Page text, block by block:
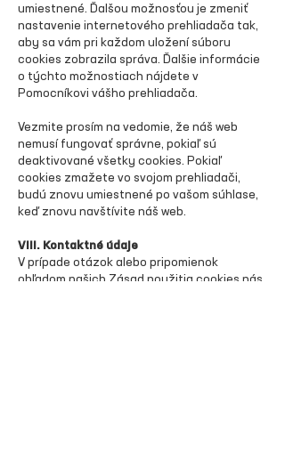
umiestnené. Ďalšou možnosťou je zmeniť
nastavenie internetového prehliadača tak,
aby sa vám pri každom uložení súboru
cookies zobrazila správa. Ďalšie informácie
o týchto možnostiach nájdete v
Pomocníkovi vášho prehliadača.
Vezmite prosím na vedomie, že náš web
nemusí fungovať správne, pokiaľ sú
deaktivované všetky cookies. Pokiaľ
cookies zmažete vo svojom prehliadači,
budú znovu umiestnené po vašom súhlase,
keď znovu navštívite náš web.
VIII. Kontaktné údaje
V prípade otázok alebo pripomienok
ohľadom našich Zásad použitia cookies nás